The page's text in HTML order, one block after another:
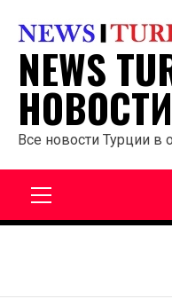
содержанию
NEWS
Все новости Турции в